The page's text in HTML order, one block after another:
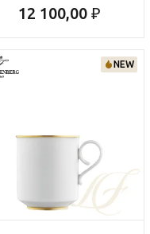
12 100,00 ₽
NEW